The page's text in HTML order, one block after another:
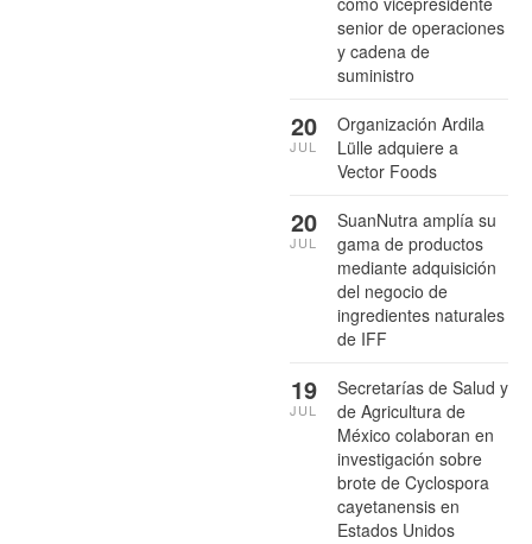
senior de operaciones
y cadena de
suministro
Organización Ardila
Lülle adquiere a
Vector Foods
20
JUL
SuanNutra amplía su
gama de productos
mediante adquisición
del negocio de
ingredientes naturales
de IFF
20
JUL
Secretarías de Salud y
de Agricultura de
México colaboran en
investigación sobre
brote de Cyclospora
cayetanensis en
Estados Unidos
19
JUL